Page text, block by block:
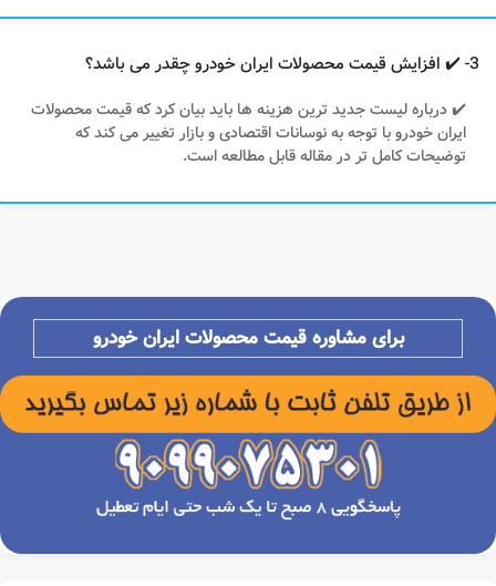
3- ✔️ افزایش قیمت محصولات ایران خودرو چقدر می باشد؟
✔️ درباره لیست جدید ترین هزینه ها باید بیان کرد که قیمت محصولات
ایران خودرو با توجه به نوسانات اقتصادی و بازار تغییر می کند که
توضیحات کامل تر در مقاله قابل مطالعه است.
برای مشاوره قیمت محصولات ایران خودرو